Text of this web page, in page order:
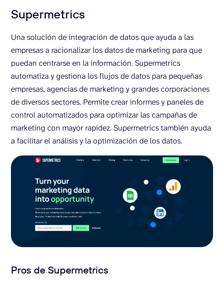
Supermetrics
Una solución de integración de datos que ayuda a las
empresas a racionalizar los datos de marketing para que
puedan centrarse en la información. Supermetrics
automatiza y gestiona los flujos de datos para pequeñas
empresas, agencias de marketing y grandes corporaciones
de diversos sectores. Permite crear informes y paneles de
control automatizados para optimizar las campañas de
marketing con mayor rapidez. Supermetrics también ayuda
a facilitar el análisis y la optimización de los datos.
Pros de Supermetrics